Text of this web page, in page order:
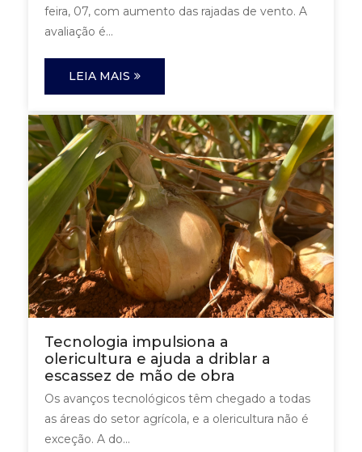
feira, 07, com aumento das rajadas de vento. A
avaliação é...
LEIA MAIS
Tecnologia impulsiona a
olericultura e ajuda a driblar a
escassez de mão de obra
Os avanços tecnológicos têm chegado a todas
as áreas do setor agrícola, e a olericultura não é
exceção. A do...